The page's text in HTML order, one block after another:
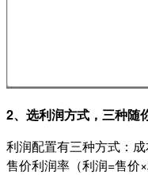
2、选利润方式，三种随
利润配置有三种方式：
售价利润率（利润=售价